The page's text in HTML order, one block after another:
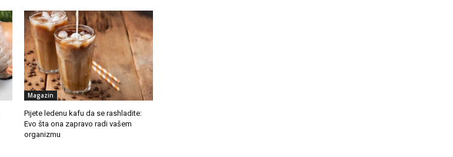
Magazin
Pijete ledenu kafu da se rashladite:
Evo šta ona zapravo radi vašem
organizmu